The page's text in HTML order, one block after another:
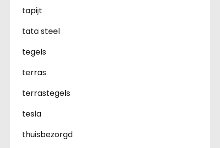
tapijt
tata steel
tegels
terras
terrastegels
tesla
thuisbezorgd